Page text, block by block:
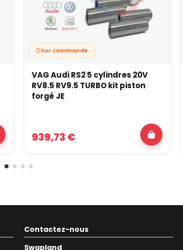
Sur commande
VAG Audi RS2 5 cylindres 20V
RV8.5 RV9.5 TURBO kit piston
forgé JE
939,73 €
Contactez-nous
Swapland